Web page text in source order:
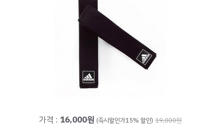
가격 : 16,000원 (즉시할인가15% 할인) 19,000원